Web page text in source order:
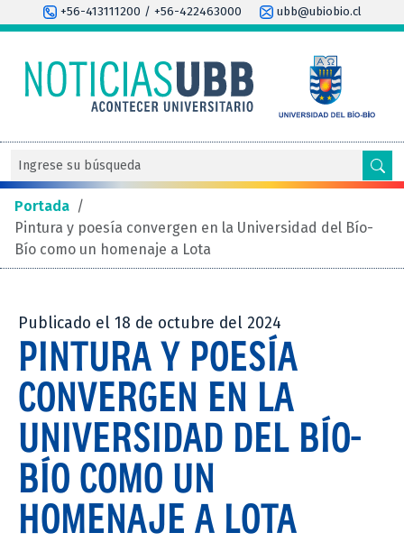
+56-413111200 / +56-422463000 ubb@ubiobio.cl
Portada /
Pintura y poesía convergen en la Universidad del Bío-
Bío como un homenaje a Lota
Publicado el 18 de octubre del 2024
PINTURA Y POESÍA
CONVERGEN EN LA
UNIVERSIDAD DEL BÍO-
BÍO COMO UN
HOMENAJE A LOTA